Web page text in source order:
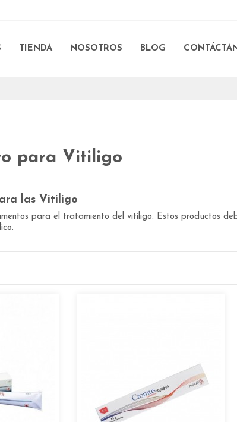
TIENDA NOSOTROS BLOG
para Vitiligo
las Vitiligo
para el tratamiento del vitíligo. Estos productos